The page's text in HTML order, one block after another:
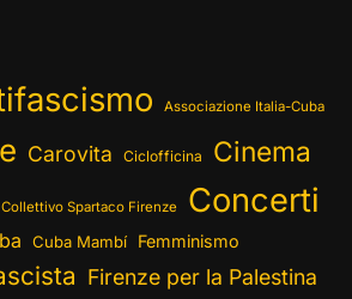
Associazione Italia-Cuba
Carovita Ciclofficina Cinema
Collettivo Spartaco Firenze Concerti
Cuba Mambí Femminismo
Firenze per la Palestina